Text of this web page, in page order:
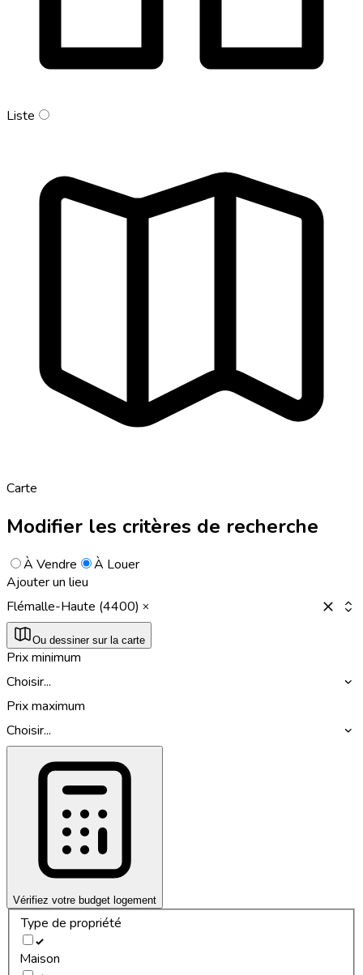
Liste
Carte
Modifier les critères de recherche
À Vendre
À Louer
Ajouter un lieu
Flémalle-Haute (4400)
Ou dessiner sur la carte
Prix minimum
Choisir...
Prix maximum
Choisir...
Vérifiez votre budget logement
Type de propriété
Maison